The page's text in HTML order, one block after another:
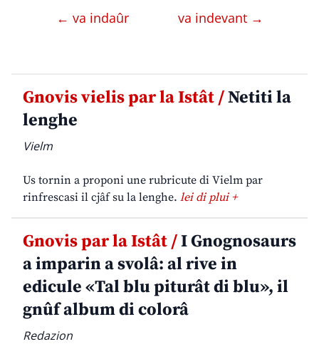
← va indaûr va indevant →
Gnovis vielis par la Istât /Netiti la
lenghe
Vielm
Us tornin a proponi une rubricute di Vielm par
rinfrescasi il cjâf su la lenghe. lei di plui +
Gnovis par la Istât /I Gnognosaurs
a imparin a svolâ: al rive in
edicule «Tal blu piturât di blu», il
gnûf album di colorâ
Redazion